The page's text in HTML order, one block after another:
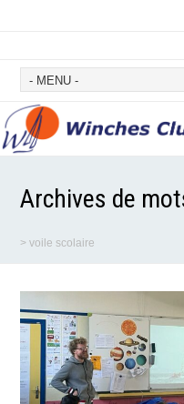
Archives de
>voile scolaire